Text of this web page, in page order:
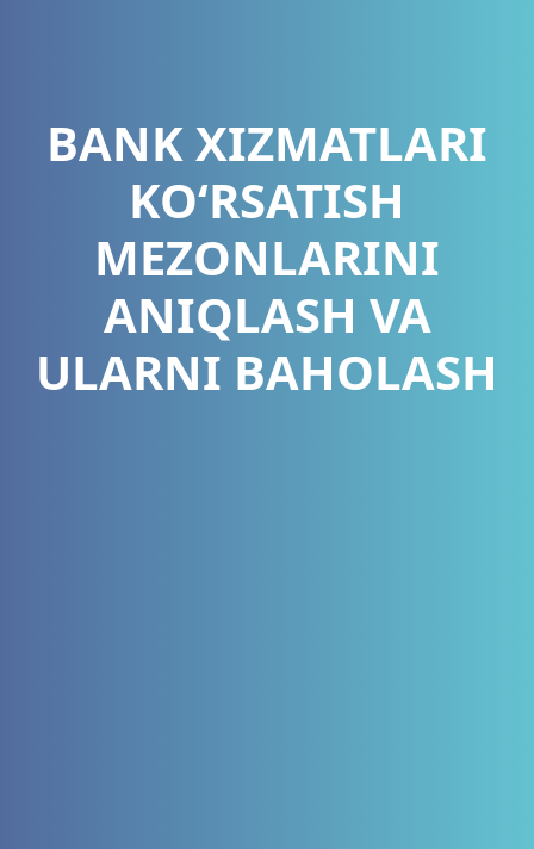
BANK XIZMATLARI
KO‘RSATISH
MEZONLARINI
ANIQLASH VA
ULARNI BAHOLASH